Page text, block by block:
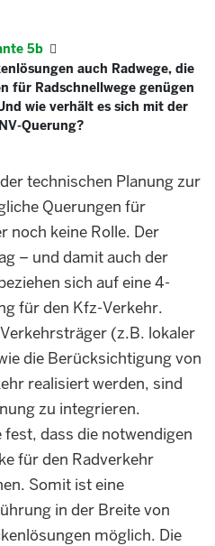
5b
auch Radwege, die
für Radschnellwege genügen
wie verhält es sich mit der
Querung?
technischen Planung zur
Querungen für
noch keine Rolle. Der
– und damit auch der
sich auf eine 4-
für den Kfz-Verkehr.
(z.B. lokaler
die Berücksichtigung von
realisiert werden, sind
zu integrieren.
dass die notwendigen
für den Radverkehr
Somit ist eine
in der Breite von
möglich. Die